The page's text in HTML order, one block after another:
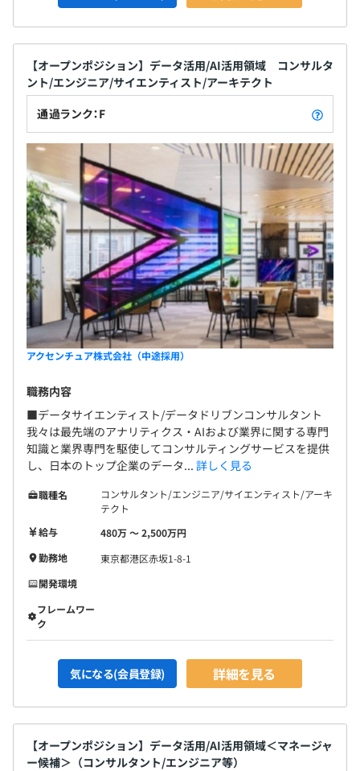
【オープンポジション】データ活用/AI活用領域 コンサルタ
ント/エンジニア/サイエンティスト/アーキテクト
通過ランク：F
アクセンチュア株式会社（中途採用）
職務内容
■データサイエンティスト/データドリブンコンサルタント
我々は最先端のアナリティクス・AIおよび業界に関する専門
知識と業界専門を駆使してコンサルティングサービスを提供
し、日本のトップ企業のデータ... 詳しく見る
職種名
コンサルタント/エンジニア/サイエンティスト/アーキ
テクト
給与
480万 〜 2,500万円
勤務地
東京都港区赤坂1-8-1
開発環境
フレームワー
ク
気になる(会員登録) 詳細を見る
【オープンポジション】データ活用/AI活用領域＜マネージャ
ー候補＞（コンサルタント/エンジニア等）